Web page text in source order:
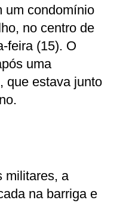
um condomínio
no centro de
feira (15). O
uma
que estava junto
militares, a
na barriga e